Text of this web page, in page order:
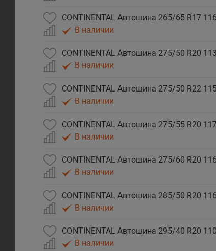
CONTINENTAL Автошина 265/65 R17
В наличии
CONTINENTAL Автошина 275/50 R20
В наличии
CONTINENTAL Автошина 275/50 R22
В наличии
CONTINENTAL Автошина 275/55 R20
В наличии
CONTINENTAL Автошина 275/60 R20
В наличии
CONTINENTAL Автошина 285/50 R20
В наличии
CONTINENTAL Автошина 295/40 R20
В наличии